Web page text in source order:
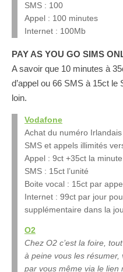
SMS : 100
Appel : 100 minutes
Internet : 100Mb
PAY AS YOU GO SIMS
A savoir que 10 minutes à
d’appel ou 66 SMS à 15ct
loin.
Vodafone
Achat du numéro
SMS et appels illimités
Appel : 9ct +35ct la minute
SMS : 15ct l’unité
Boite vocal : 15ct par appel
Internet : 99ct par jour
supplémentaire dans la
O2
Chez O2 c’est la foire,
à peine vous les résumer,
par vous même via le lien